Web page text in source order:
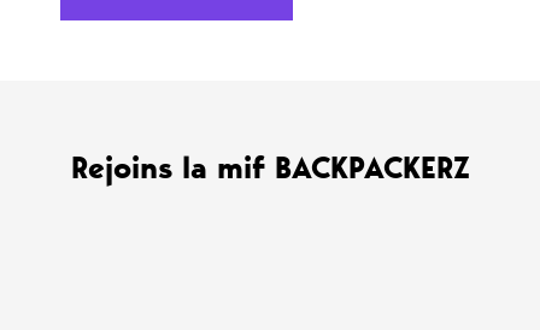
Rejoins la mif BACKPACKERZ